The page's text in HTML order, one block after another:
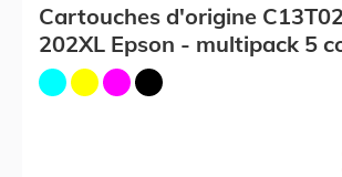
Cartouches d'origine
202XL Epson - multipack 5
noire, cyan, magenta, jaune